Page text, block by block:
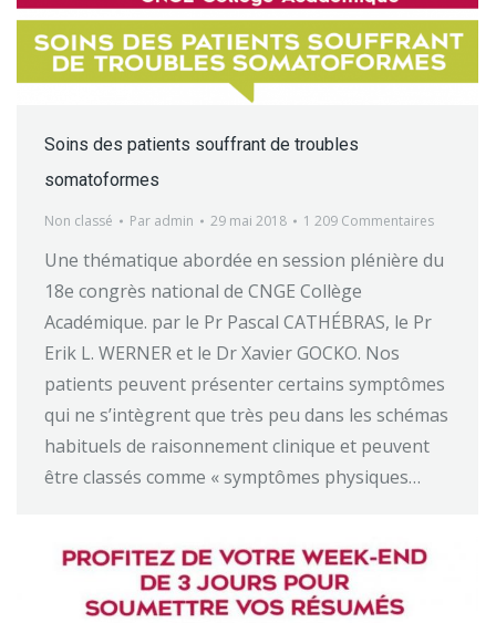
Soins des patients souffrant de troubles
somatoformes
Non classé Par admin 29 mai 2018 1 209 Commentaires
Une thématique abordée en session plénière du
18e congrès national de CNGE Collège
Académique. par le Pr Pascal CATHÉBRAS, le Pr
Erik L. WERNER et le Dr Xavier GOCKO. Nos
patients peuvent présenter certains symptômes
qui ne s’intègrent que très peu dans les schémas
habituels de raisonnement clinique et peuvent
être classés comme « symptômes physiques…